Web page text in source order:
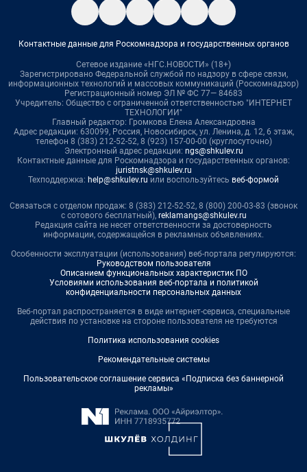
Контактные данные для Роскомнадзора и государственных органов
Сетевое издание «НГС.НОВОСТИ» (18+)
Зарегистрировано Федеральной службой по надзору в сфере связи,
информационных технологий и массовых коммуникаций (Роскомнадзор)
Регистрационный номер ЭЛ № ФС 77— 84683
Учредитель: Общество с ограниченной ответственностью "ИНТЕРНЕТ
ТЕХНОЛОГИИ"
Главный редактор: Громкова Елена Александровна
Адрес редакции: 630099, Россия, Новосибирск, ул. Ленина, д. 12, 6 этаж,
телефон 8 (383) 212-52-52, 8 (923) 157-00-00 (круглосуточно)
Электронный адрес редакции: ngs@shkulev.ru
Контактные данные для Роскомнадзора и государственных органов:
juristnsk@shkulev.ru
Техподдержка: help@shkulev.ru или воспользуйтесь веб-формой
Связаться с отделом продаж: 8 (383) 212-52-52, 8 (800) 200-03-83 (звонок
с сотового бесплатный), reklamangs@shkulev.ru
Редакция сайта не несет ответственности за достоверность
информации, содержащейся в рекламных объявлениях.
Особенности эксплуатации (использования) веб-портала регулируются:
Руководством пользователя
Описанием функциональных характеристик ПО
Условиями использования веб-портала и политикой
конфиденциальности персональных данных
Веб-портал распространяется в виде интернет-сервиса, специальные
действия по установке на стороне пользователя не требуются
Политика использования cookies
Рекомендательные системы
Пользовательское соглашение сервиса «Подписка без баннерной
рекламы»